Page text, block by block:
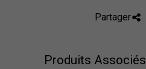
Partager
Produits Associés